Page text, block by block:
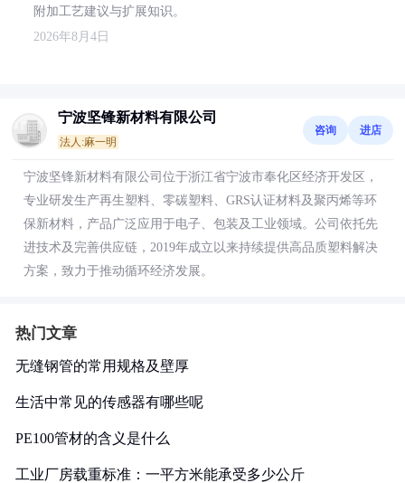
附加工艺建议与扩展知识。
2026年8月4日
宁波坚锋新材料有限公司
法人:麻一明
咨询 进店
宁波坚锋新材料有限公司位于浙江省宁波市奉化区经济开发区，
专业研发生产再生塑料、零碳塑料、GRS认证材料及聚丙烯等环
保新材料，产品广泛应用于电子、包装及工业领域。公司依托先
进技术及完善供应链，2019年成立以来持续提供高品质塑料解决
方案，致力于推动循环经济发展。
热门文章
无缝钢管的常用规格及壁厚
生活中常见的传感器有哪些呢
PE100管材的含义是什么
工业厂房载重标准：一平方米能承受多少公斤